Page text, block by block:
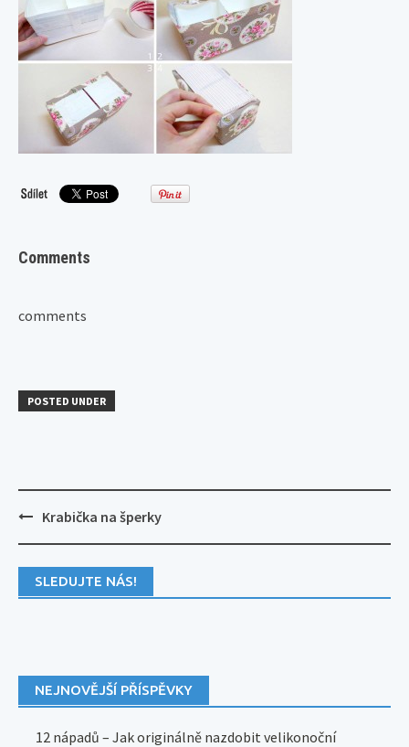
Comments
comments
POSTED UNDER
Post
navigation
Krabička na šperky
SLEDUJTE NÁS!
NEJNOVĚJŠÍ PŘÍSPĚVKY
12 nápadů – Jak originálně nazdobit velikonoční